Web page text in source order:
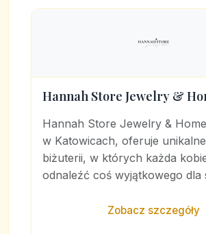
Hannah Store Jewelry &
Hannah Store Jewelry &
w Katowicach, oferuje
biżuterii, w których każda
odnaleźć coś wyjątkowego dla
Zobacz szczegóły